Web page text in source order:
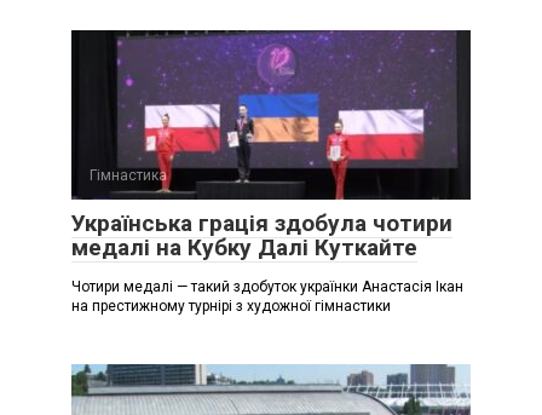
Гімнастика
Українська грація здобула чотири
медалі на Кубку Далі Куткайте
Чотири медалі — такий здобуток українки Анастасія Ікан
на престижному турнірі з художної гімнастики